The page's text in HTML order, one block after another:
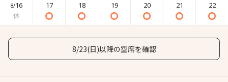
8/16 17 18 19 20 21 22
8/23(日)以降の空席を確認